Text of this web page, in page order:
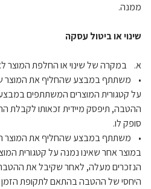
ממנה.
שינוי או ביטול עסקה
א. במקרה של שינוי או החלפת המוצר
• משתתף במבצע שהחליף את המוצר
על קטגורית המוצרים המשתתפים
ההטבה, תיפסק מיידית זכאותו
סופק לו.
• משתתף במבצע שהחליף את
במוצר אחר שאינו נמנה על קטגורית
הנזכרים מעלה, לאחר שקיבל את
היחסי של ההטבה בהתאם לתקופת